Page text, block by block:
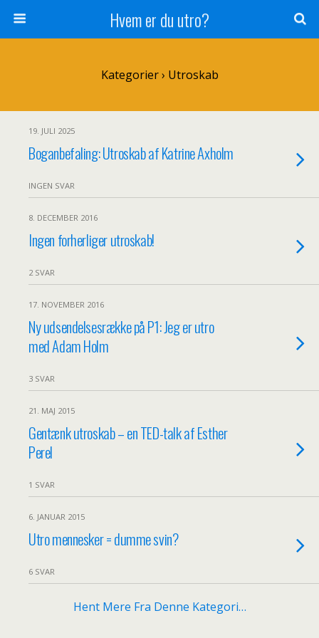
Hvem er du utro?
Kategorier › Utroskab
19. JULI 2025
Boganbefaling: Utroskab af Katrine Axholm
INGEN SVAR
8. DECEMBER 2016
Ingen forherliger utroskab!
2 SVAR
17. NOVEMBER 2016
Ny udsendelsesrække på P1: Jeg er utro
med Adam Holm
3 SVAR
21. MAJ 2015
Gentænk utroskab – en TED-talk af Esther
Perel
1 SVAR
6. JANUAR 2015
Utro mennesker = dumme svin?
6 SVAR
Hent Mere Fra Denne Kategori…